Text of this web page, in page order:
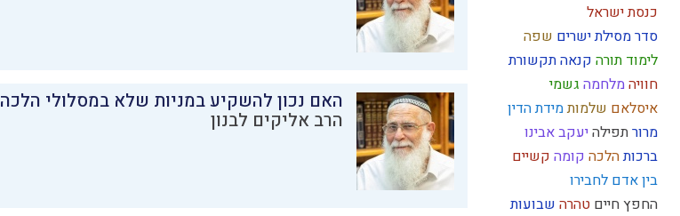
כנסת ישראל
סדר מסילת ישרים שפה
לימוד תורה קנאהתקשורת
חוויהמלחמה גשמי
איסלאם שלמותמידת הדין
מרורתפילהיעקב אבינו
ברכותהלכה קומה קשיים
בין אדם לחבירו
החפץ חיים טהרה שבועות
האם נכון להשקיע במניות שלא במסלולי הלכה
הרב אליקים לבנון